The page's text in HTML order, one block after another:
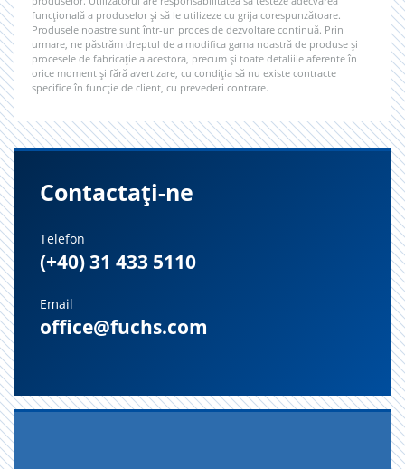
funcțională a produselor și să le utilizeze cu grija corespunzătoare.
Produsele noastre sunt într-un proces de dezvoltare continuă. Prin
urmare, ne păstrăm dreptul de a modifica gama noastră de produse și
procesele de fabricație a acestora, precum și toate detaliile aferente în
orice moment și fără avertizare, cu condiția să nu existe contracte
specifice în funcție de client, cu prevederi contrare.
Contactați-ne
Telefon
(+40) 31 433 5110
Email
office@fuchs.com